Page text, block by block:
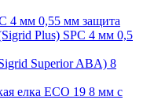
4 мм 0,55 мм защита
Plus) SPC 4 мм 0,5
Superior ABA) 8
елка ECO 19 8 мм с